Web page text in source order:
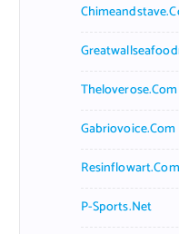
Theloverose.com
Gabriovoice.com
Resinflowart.com
P-Sports.net